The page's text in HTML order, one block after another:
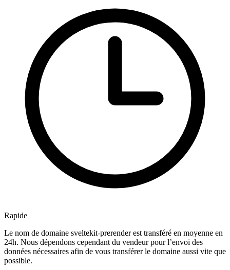
Rapide
Le nom de domaine sveltekit-prerender est transféré en moyenne en
24h. Nous dépendons cependant du vendeur pour l’envoi des
données nécessaires afin de vous transférer le domaine aussi vite que
possible.